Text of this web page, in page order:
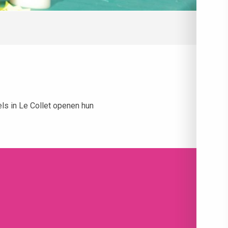
in Le Collet openen hun